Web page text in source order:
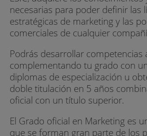
necesarias para poder definir las
estratégicas de marketing y las
comerciales de cualquier
Podrás desarrollar competencias
complementando tu grado con
diplomas de especialización u
doble titulación en 5 años
oficial con un título superior.
El Grado oficial en Marketing es
que se forman gran parte de los